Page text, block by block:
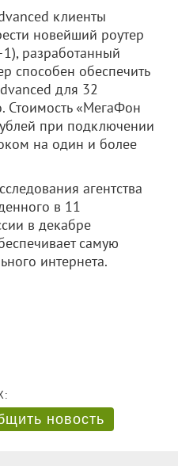
клиенты
новейший роутер
разработанный
способен обеспечить
для 32
Стоимость «МегаФон
при подключении
на один и более
агентства
в 11
в декабре
самую
интернета.
новость